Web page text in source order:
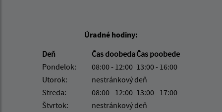
Úradné hodiny:
Deň
Čas doobedaČas poobede
Pondelok:
08:00 - 12:00 13:00 - 16:00
Utorok:
nestránkový deň
Streda:
08:00 - 12:00 13:00 - 17:00
Štvrtok:
nestránkový deň